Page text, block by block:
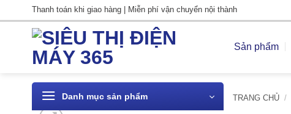
qua
Thanh toán khi giao hàng | Miễn phí vận chuyển nội thành
Sản phẩm
Danh mục sản phẩm TRANG CHỦ /